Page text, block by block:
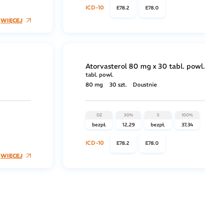
WIĘCEJ
ICD-10 E78.2 E78.0
WIĘCEJ
Atorvasterol 80 mg x 30 tabl. powl.
tabl. powl.
80 mg
30 szt. Doustnie
DZ
bezpł.
30%
12,29
S
bezpł.
100%
37,34
ICD-10 E78.2 E78.0